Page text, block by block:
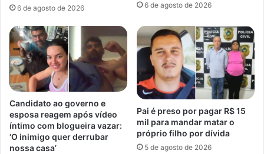
6 de agosto de 2026 6 de agosto de 2026
Candidato ao governo e
esposa reagem após vídeo
íntimo com blogueira vazar:
‘O inimigo quer derrubar
nossa casa’
Pai é preso por pagar R$ 15
mil para mandar matar o
próprio filho por dívida
5 de agosto de 2026